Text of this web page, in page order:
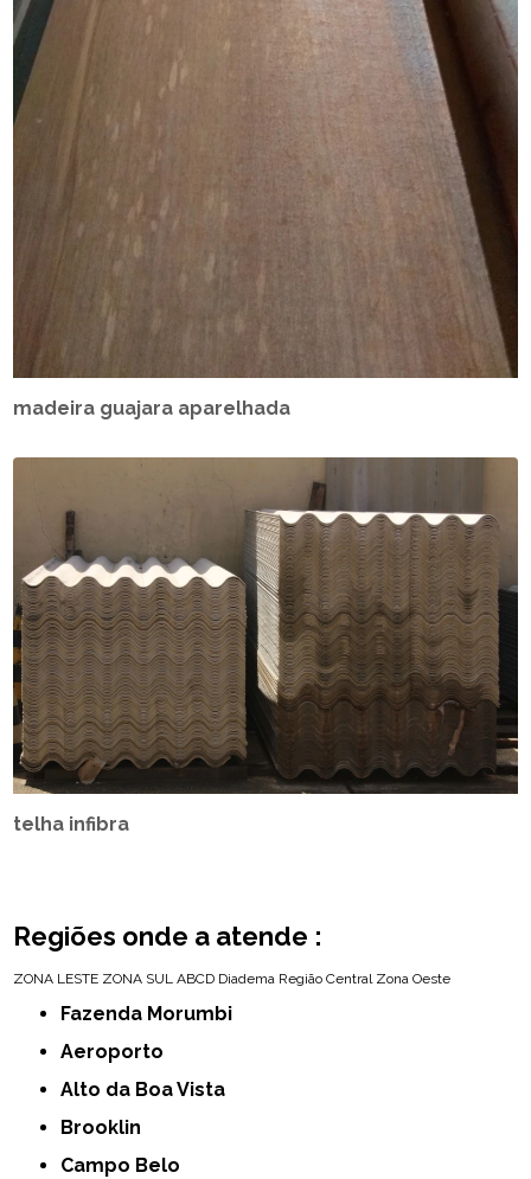
madeira guajara aparelhada
telha infibra
Regiões onde a atende :
ZONA LESTE ZONA SUL ABCD Diadema Região Central Zona Oeste
Fazenda Morumbi
Aeroporto
Alto da Boa Vista
Brooklin
Campo Belo